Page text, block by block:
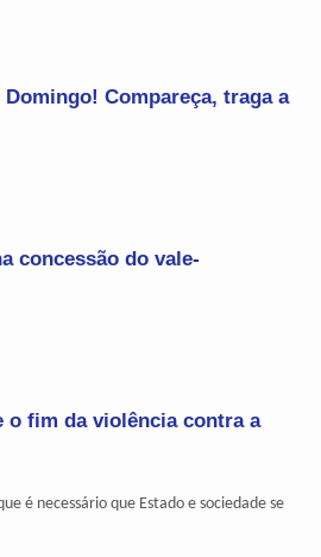
Compareça, traga a
concessão do vale-
o fim da violência contra a
é necessário que Estado e sociedade se